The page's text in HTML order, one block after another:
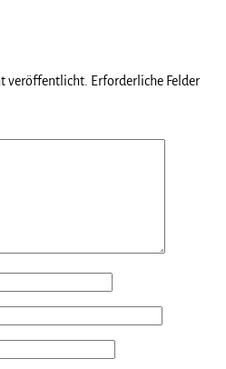
veröffentlicht. Erforderliche Felder